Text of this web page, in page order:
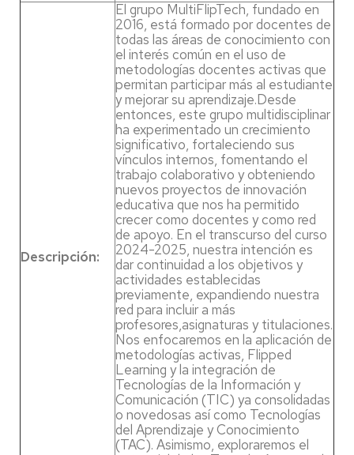
Descripción:
El grupo MultiFlipTech, fundado en
2016, está formado por docentes de
todas las áreas de conocimiento con
el interés común en el uso de
metodologías docentes activas que
permitan participar más al estudiante
y mejorar su aprendizaje.Desde
entonces, este grupo multidisciplinar
ha experimentado un crecimiento
significativo, fortaleciendo sus
vínculos internos, fomentando el
trabajo colaborativo y obteniendo
nuevos proyectos de innovación
educativa que nos ha permitido
crecer como docentes y como red
de apoyo. En el transcurso del curso
2024-2025, nuestra intención es
dar continuidad a los objetivos y
actividades establecidas
previamente, expandiendo nuestra
red para incluir a más
profesores,asignaturas y titulaciones.
Nos enfocaremos en la aplicación de
metodologías activas, Flipped
Learning y la integración de
Tecnologías de la Información y
Comunicación (TIC) ya consolidadas
o novedosas así como Tecnologías
del Aprendizaje y Conocimiento
(TAC). Asimismo, exploraremos el